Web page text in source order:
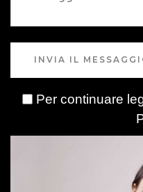
INVIA IL
Per continuare